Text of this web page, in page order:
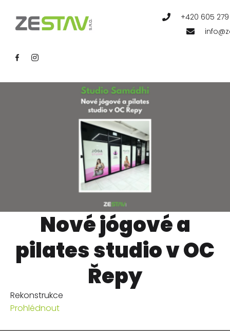
+420 605
Reference
Nové jógové a
pilates studio v OC
Řepy
Rekonstrukce
Prohlédnout